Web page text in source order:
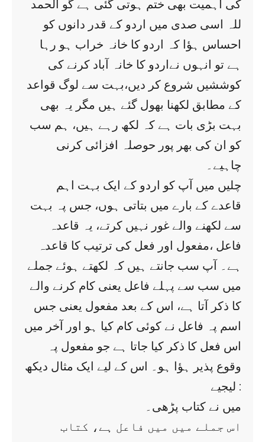
کی اہمیت بھی ختم ہوتی گئی ہے گو الحمد
للہ اسی صدی میں اردو کے قدر دانوں کو
احساس ہؤا کہ اردو کا خانہ خراب ہو رہا
ہے تو انہوں نےاردو کا خانہ آباد کرنے کی
کوششیں شروع کر دیں،بہت سے لوگ قواعد
کے مطابق لکھنا بھول گئے ہیں مگر یہ بھی
بہت بڑی بات ہے کہ لکھ رہے ہیں، ہم سب
کو ان کی بھر پور حوصلہ افزائی کرنی
چاہیے۔
چلیں میں آپ کو اردو کے ایک بہت اہم
قاعدے کے بارے میں بتاتی ہوں، جس پہ بہت
سے لکھنے والے غور نہیں کرتے، یہ قاعدہ
فاعل ،مفعول اور فعل کی ترتیب کا قاعدہ
ہے۔ آپ سب جانتے ہیں کہ لکھتے ہوئے جملے
میں سب سے پہلے فاعل یعنی کام کرنے والے
کا ذکر آتا ہے، اس کے بعد مفعول یعنی جس
اسم پہ فاعل نے کوئی کام کیا ہو اور آخر میں
اس فعل کا ذکر کیا جاتا ہے جو مفعول پہ
وقوع پذیر ہؤا ہو۔ اس کے لیے ایک مثال دیکھ
لیجیے :
میں نے کتاب پڑھی۔
اس جملے میں میں فاعل ہے، کتاب